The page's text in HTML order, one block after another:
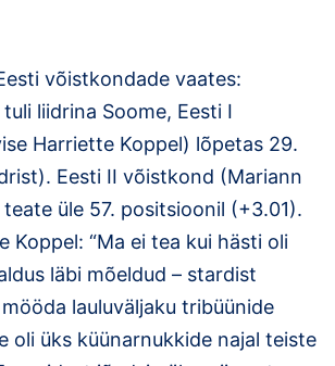
võistkondade vaates:
liidrina Soome, Eesti I
Harriette Koppel) lõpetas 29.
Eesti II võistkond (Mariann
üle 57. positsioonil (+3.01).
Koppel: “Ma ei tea kui hästi oli
läbi mõeldud – stardist
lauluväljaku tribüünide
oli üks küünarnukkide najal teiste